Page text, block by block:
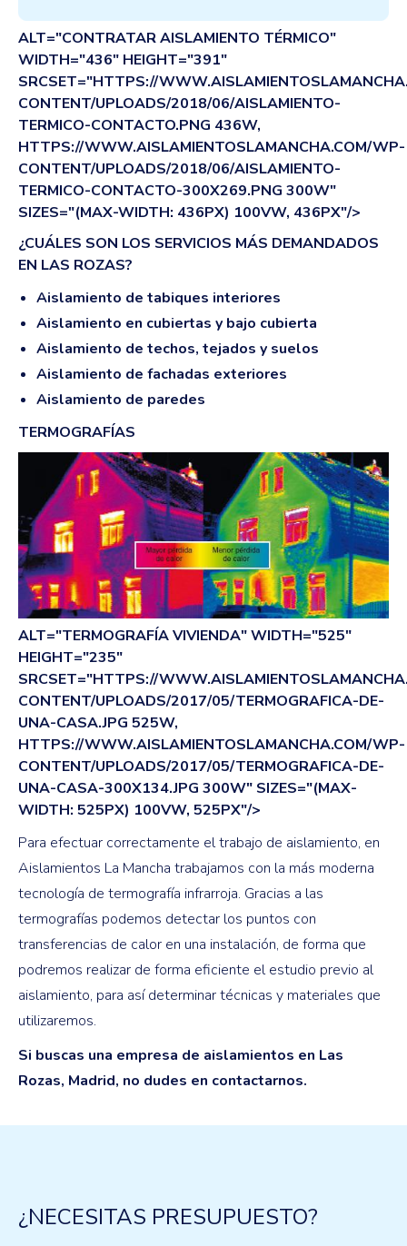
ALT="CONTRATAR AISLAMIENTO TÉRMICO"
WIDTH="436" HEIGHT="391"
SRCSET="HTTPS://
CONTENT/UPLOADS/2018/06/AISLAMIENTO-
TERMICO-CONTACTO.PNG 436W,
HTTPS://WWW.AISLAMIENTOSLAMANCHA.COM/WP-
CONTENT/UPLOADS/2018/06/AISLAMIENTO-
TERMICO-CONTACTO-300X269.PNG 300W"
SIZES="(MAX-WIDTH: 436PX) 100VW, 436PX"/>
¿CUÁLES SON LOS SERVICIOS MÁS DEMANDADOS
EN LAS ROZAS?
Aislamiento de tabiques interiores
Aislamiento en cubiertas y bajo cubierta
Aislamiento de techos, tejados y suelos
Aislamiento de fachadas exteriores
Aislamiento de paredes
TERMOGRAFÍAS
ALT="TERMOGRAFÍA VIVIENDA" WIDTH="525"
HEIGHT="235"
SRCSET="HTTPS://
CONTENT/UPLOADS/2017/05/TERMOGRAFICA-DE-
UNA-CASA.JPG 525W,
HTTPS://WWW.AISLAMIENTOSLAMANCHA.COM/WP-
CONTENT/UPLOADS/2017/05/TERMOGRAFICA-DE-
UNA-CASA-300X134.JPG 300W" SIZES="(MAX-
WIDTH: 525PX) 100VW, 525PX"/>
Para efectuar correctamente el trabajo de aislamiento, en
Aislamientos La Mancha trabajamos con la más moderna
tecnología de termografía infrarroja. Gracias a las
termografías podemos detectar los puntos con
transferencias de calor en una instalación, de forma que
podremos realizar de forma eficiente el estudio previo al
aislamiento, para así determinar técnicas y materiales que
utilizaremos.
Si buscas una empresa de aislamientos en Las
Rozas, Madrid, no dudes en contactarnos.
¿NECESITAS PRESUPUESTO?